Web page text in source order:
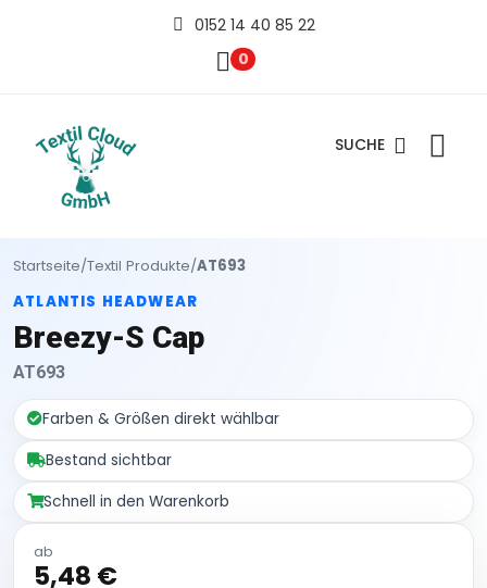
0152 14 40 85 22
0
SUCHE
Startseite/Textil Produkte/AT693
ATLANTIS HEADWEAR
Breezy-S Cap
AT693
Farben & Größen direkt wählbar
Bestand sichtbar
Schnell in den Warenkorb
ab
5,48 €